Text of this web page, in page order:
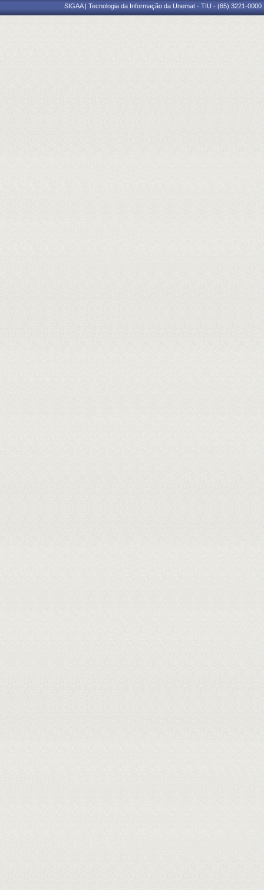
SIGAA | Tecnologia da Informação da Unemat - TIU - (65) 3221-